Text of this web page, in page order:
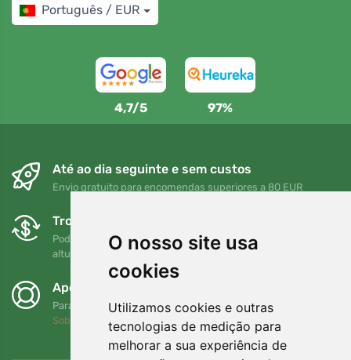
O nosso site usa
cookies
Utilizamos cookies e outras
tecnologias de medição para
melhorar a sua experiência de
Português / EUR
4,7/5 97%
Até ao dia seguinte e sem custos
Envio gratuito para encomendas superiores a 80 EUR
Trocas e devoluções gratuitas
Pode devolver ou trocar a sua encomenda em qualquer
altura no prazo de 90 dias
Apoiamos a Trees.org
Para cada encomenda plantamos uma árvore! Leia mais
Sobre nós